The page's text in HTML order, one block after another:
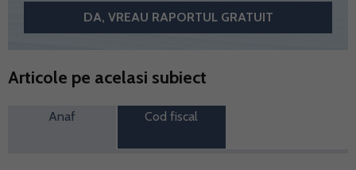
Articole pe acelasi subiect
Anaf Cod fiscal